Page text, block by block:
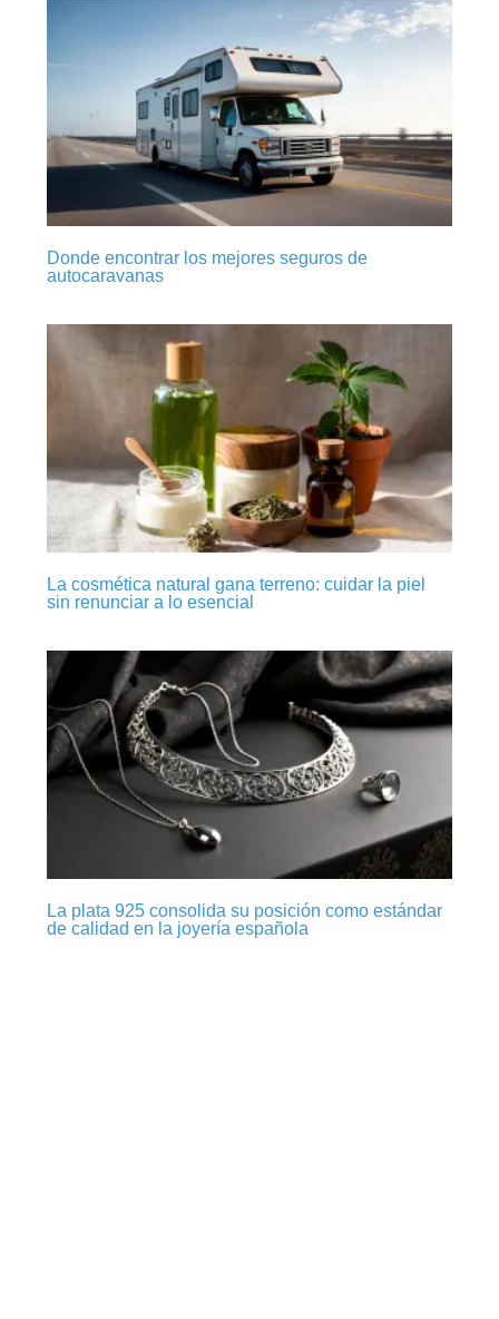
Donde encontrar los mejores seguros de
autocaravanas
La cosmética natural gana terreno: cuidar la piel
sin renunciar a lo esencial
La plata 925 consolida su posición como estándar
de calidad en la joyería española